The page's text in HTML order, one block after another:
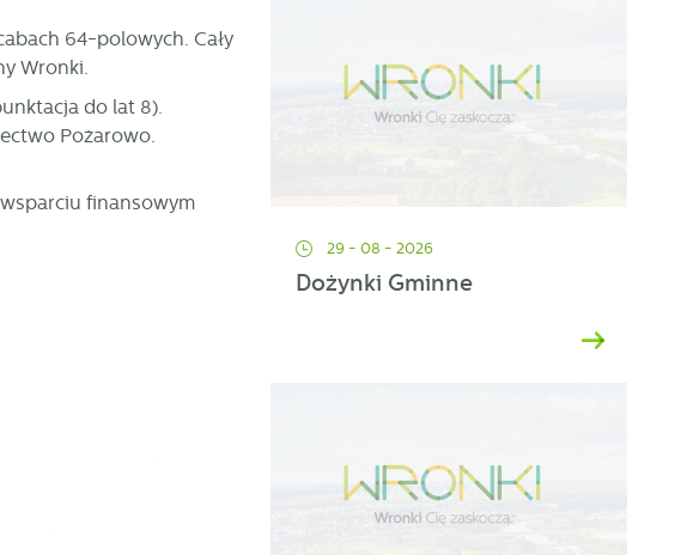
64-polowych. Cały
Wronki.
do lat 8).
Pożarowo.
finansowym
29 - 08 - 2026
Dożynki Gminne